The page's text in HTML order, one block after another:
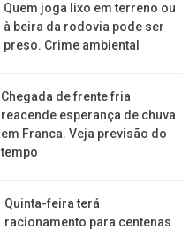
​Quem joga lixo em terreno ou
à beira da rodovia pode ser
preso. Crime ambiental
Chegada de frente fria
reacende esperança de chuva
em Franca. Veja previsão do
tempo
Quinta-feira terá
racionamento para centenas